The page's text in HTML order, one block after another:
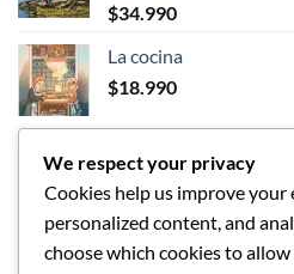
$34.990
La cocina
$18.990
LOS MEJORES
Dungeons and
We respect your privacy
Cookies help us improve your
personalized content, and
choose which cookies to